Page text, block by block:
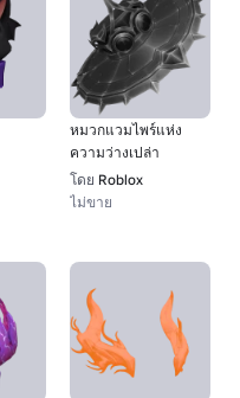
หมวกแวมไพร์แห่ง
ความว่างเปล่า
โดย Roblox
ไม่ขาย